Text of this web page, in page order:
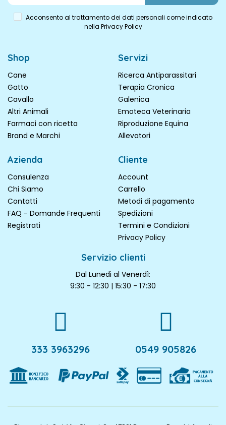
Acconsento al trattamento dei dati personali come indicato
nella Privacy Policy
Shop
Cane
Gatto
Cavallo
Altri Animali
Farmaci con ricetta
Brand e Marchi
Servizi
Ricerca Antiparassitari
Terapia Cronica
Galenica
Emoteca Veterinaria
Riproduzione Equina
Allevatori
Azienda
Consulenza
Chi Siamo
Contatti
FAQ - Domande Frequenti
Registrati
Cliente
Account
Carrello
Metodi di pagamento
Spedizioni
Termini e Condizioni
Privacy Policy
Servizio clienti
Dal Lunedi al Venerdì:
9:30 - 12:30 | 15:30 - 17:30
333 3963296 0549 905826